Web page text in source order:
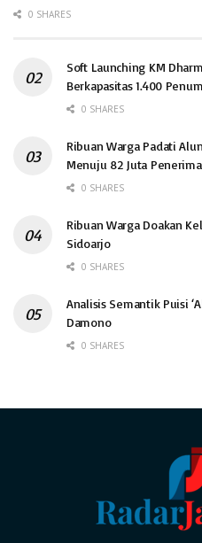
0 SHARES
Soft Launching KM
Berkapasitas 1.400
0 SHARES
Ribuan Warga Padati
Menuju 82 Juta
0 SHARES
Ribuan Warga Doakan
Sidoarjo
0 SHARES
Analisis Semantik Puisi
Damono
0 SHARES